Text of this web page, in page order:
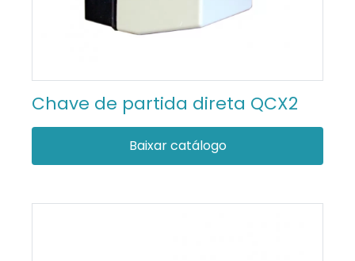
Chave de partida direta QCX2
Baixar catálogo